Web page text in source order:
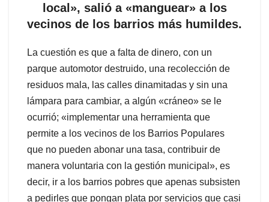
local», salió a «manguear» a los
vecinos de los barrios más humildes.
La cuestión es que a falta de dinero, con un
parque automotor destruido, una recolección de
residuos mala, las calles dinamitadas y sin una
lámpara para cambiar, a algún «cráneo» se le
ocurrió; «implementar una herramienta que
permite a los vecinos de los Barrios Populares
que no pueden abonar una tasa, contribuir de
manera voluntaria con la gestión municipal», es
decir, ir a los barrios pobres que apenas subsisten
a pedirles que pongan plata por servicios que casi